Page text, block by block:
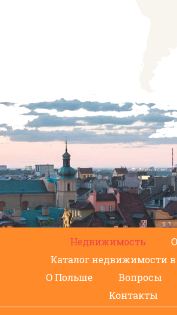
Недвижимость
Каталог недвижимости
О Польше
Вопросы
Контакты